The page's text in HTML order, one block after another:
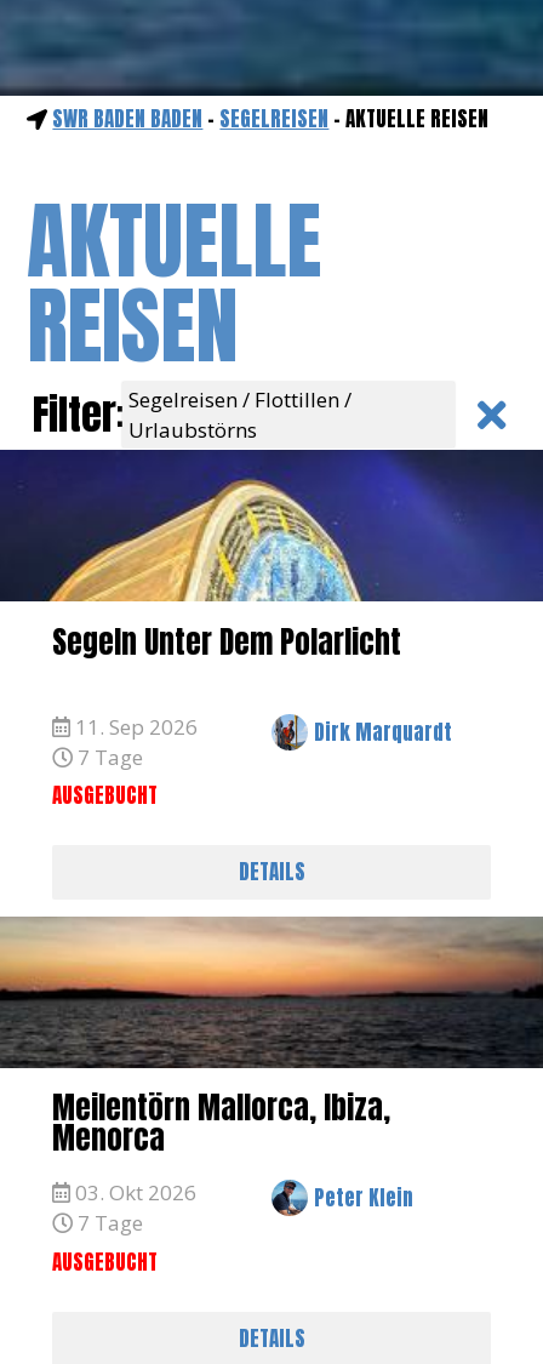
SWR BADEN BADEN - SEGELREISEN - AKTUELLE REISEN
AKTUELLE
REISEN
Filter: Segelreisen / Flottillen /
Urlaubstörns
Segeln Unter Dem Polarlicht
11. Sep 2026
7 Tage
Dirk Marquardt
AUSGEBUCHT
DETAILS
Meilentörn Mallorca, Ibiza,
Menorca
03. Okt 2026
7 Tage
Peter Klein
AUSGEBUCHT
DETAILS